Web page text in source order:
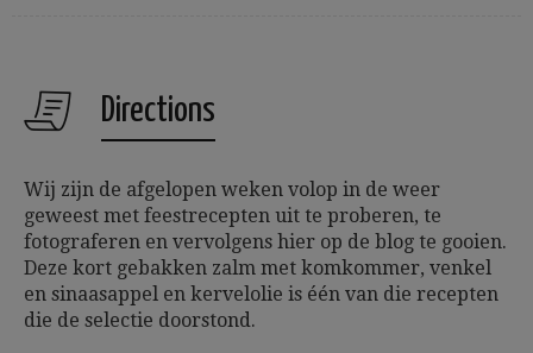
Directions
Wij zijn de afgelopen weken volop in de weer
geweest met feestrecepten uit te proberen, te
fotograferen en vervolgens hier op de blog te gooien.
Deze kort gebakken zalm met komkommer, venkel
en sinaasappel en kervelolie is één van die recepten
die de selectie doorstond.